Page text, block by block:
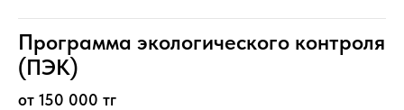
Программа экологического контроля
(ПЭК)
от 150 000 тг